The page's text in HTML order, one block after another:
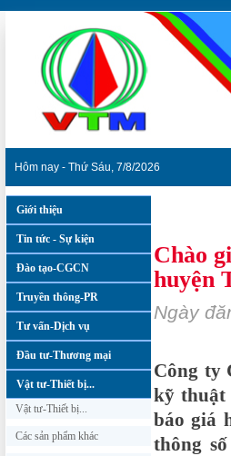
Hôm nay - Thứ Sáu, 7/8/2026
Giới thiệu
Tin tức - Sự kiện
Đào tạo-CGCN
Truyền thông-PR
Tư vấn-Dịch vụ
Đầu tư-Thương mại
Vật tư-Thiết bị...
Vật tư-Thiết bị...
Các sản phẩm khác
Chào
huyện
Ngày
Công ty
kỹ thuật
báo giá
thông